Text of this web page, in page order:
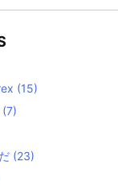
(15)
(7)
(23)